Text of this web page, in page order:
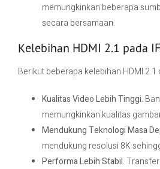
memungkinkan beberapa
secara bersamaan.
Kelebihan HDMI 2.1 pada
Berikut beberapa kelebihan HDMI 2.1
Kualitas Video Lebih Tinggi.
memungkinkan kualitas
Mendukung Teknologi Masa
mendukung resolusi 8K
Performa Lebih Stabil.